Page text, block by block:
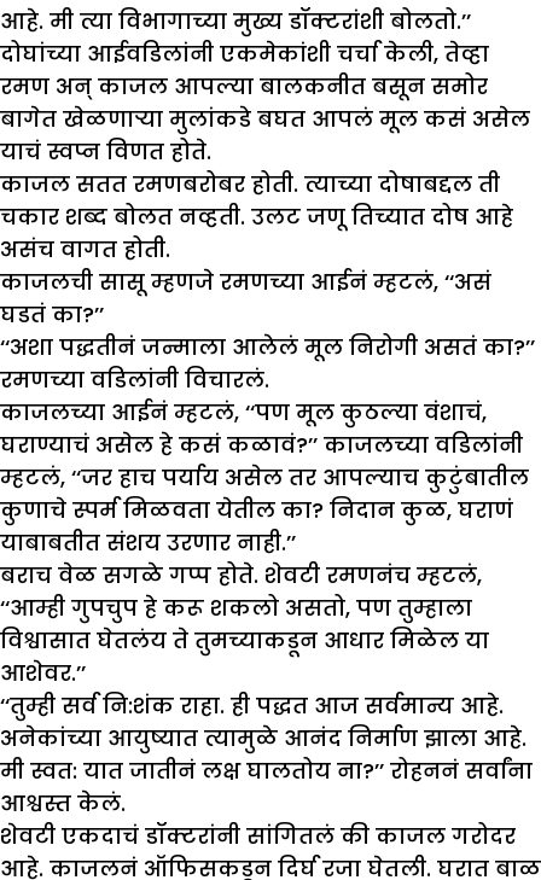
आहे. मी त्या विभागाच्या मुख्य डॉक्टरांशी बोलतो.’’
दोघांच्या आईवडिलांनी एकमेकांशी चर्चा केली, तेव्हा
रमण अन् काजल आपल्या बालकनीत बसून समोर
बागेत खेळणाऱ्या मुलांकडे बघत आपलं मूल कसं असेल
याचं स्वप्न विणत होते.
काजल सतत रमणबरोबर होती. त्याच्या दोषाबद्दल ती
चकार शब्द बोलत नव्हती. उलट जणू तिच्यात दोष आहे
असंच वागत होती.
काजलची सासू म्हणजे रमणच्या आईनं म्हटलं, ‘‘असं
घडतं का?’’
‘‘अशा पद्धतीनं जन्माला आलेलं मूल निरोगी असतं का?’’
रमणच्या वडिलांनी विचारलं.
काजलच्या आईनं म्हटलं, ‘‘पण मूल कुठल्या वंशाचं,
घराण्याचं असेल हे कसं कळावं?’’ काजलच्या वडिलांनी
म्हटलं, ‘‘जर हाच पर्याय असेल तर आपल्याच कुटुंबातील
कुणाचे स्पर्म मिळवता येतील का? निदान कुळ, घराणं
याबाबतीत संशय उरणार नाही.’’
बराच वेळ सगळे गप्प होते. शेवटी रमणनंच म्हटलं,
‘‘आम्ही गुपचुप हे करू शकलो असतो, पण तुम्हाला
विश्वासात घेतलंय ते तुमच्याकडून आधार मिळेल या
आशेवर.’’
‘‘तुम्ही सर्व नि:शंक राहा. ही पद्धत आज सर्वमान्य आहे.
अनेकांच्या आयुष्यात त्यामुळे आनंद निर्माण झाला आहे.
मी स्वत: यात जातीनं लक्ष घालतोय ना?’’ रोहननं सर्वांना
आश्वस्त केलं.
शेवटी एकदाचं डॉक्टरांनी सांगितलं की काजल गरोदर
आहे. काजलनं ऑफिसकडून दिर्घ रजा घेतली. घरात बाळ